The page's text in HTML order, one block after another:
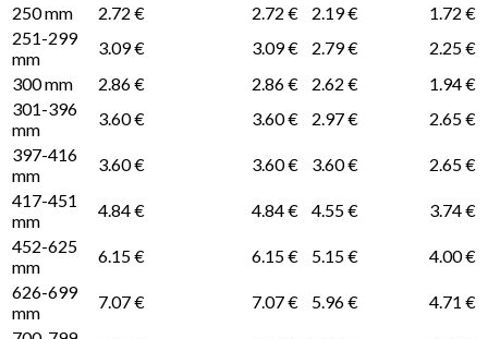
250 mm
2.72 € 2.72 € 2.19 €
1.72 €
251-299
mm
3.09 € 3.09 € 2.79 €
2.25 €
300 mm
2.86 € 2.86 € 2.62 €
1.94 €
301-396
mm
3.60 € 3.60 € 2.97 €
2.65 €
397-416
mm
3.60 € 3.60 € 3.60 €
2.65 €
417-451
mm
4.84 € 4.84 € 4.55 €
3.74 €
452-625
mm
6.15 € 6.15 € 5.15 €
4.00 €
626-699
mm
7.07 € 7.07 € 5.96 €
4.71 €